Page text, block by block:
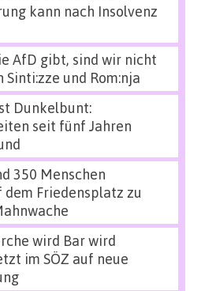
kann nach Insolvenz
AfD gibt, sind wir nicht
Sinti:zze und Rom:nja
Dunkelbunt:
seit fünf Jahren
350 Menschen
Friedensplatz zu
wird Bar wird
im SÖZ auf neue